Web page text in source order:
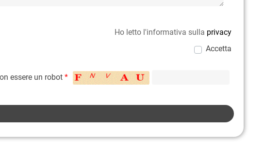
Ho letto l'informativa sulla privacy
Accetta
essere un robot *